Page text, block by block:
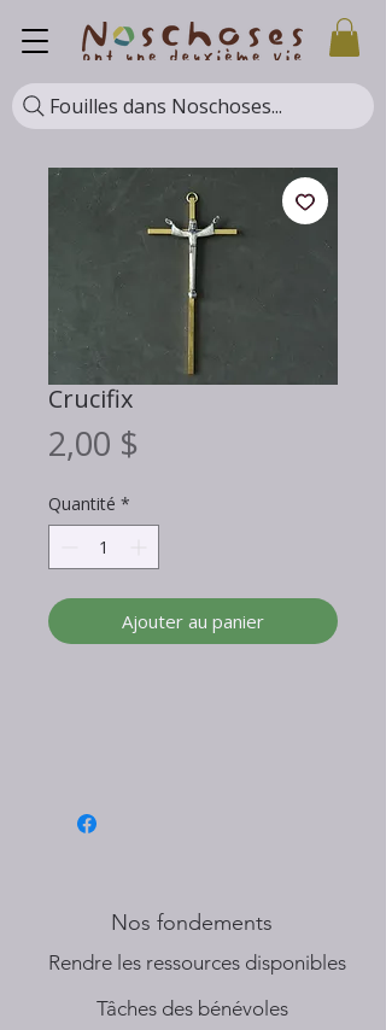
Fouilles dans Noschoses...
Crucifix
2,00 $
Quantité *
Ajouter au panier
Nos fondements
​Rendre les ressources disponibles
Tâches des bénévoles